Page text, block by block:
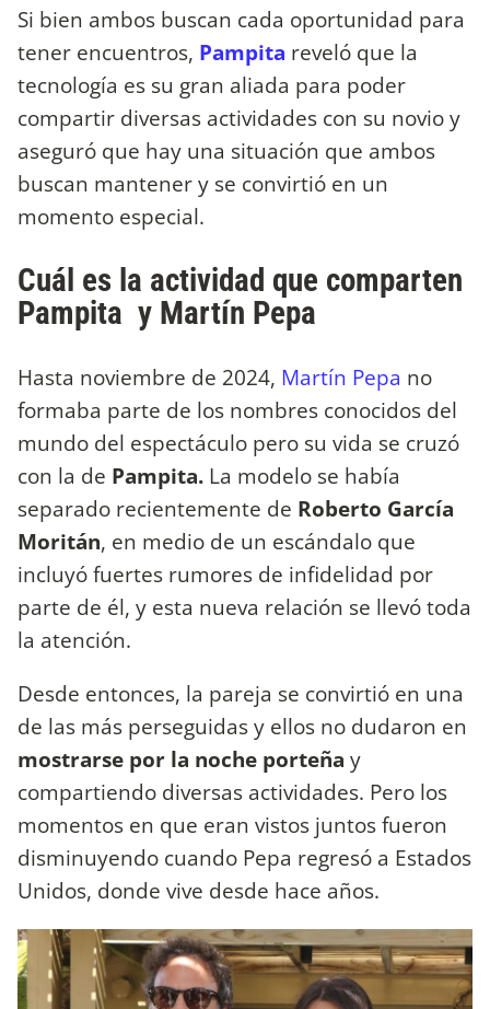
Si bien ambos buscan cada oportunidad para
tener encuentros, Pampita reveló que la
tecnología es su gran aliada para poder
compartir diversas actividades con su novio y
aseguró que hay una situación que ambos
buscan mantener y se convirtió en un
momento especial.
Cuál es la actividad que comparten
Pampita y Martín Pepa
Hasta noviembre de 2024, Martín Pepa no
formaba parte de los nombres conocidos del
mundo del espectáculo pero su vida se cruzó
con la de Pampita. La modelo se había
separado recientemente de Roberto García
Moritán, en medio de un escándalo que
incluyó fuertes rumores de infidelidad por
parte de él, y esta nueva relación se llevó toda
la atención.
Desde entonces, la pareja se convirtió en una
de las más perseguidas y ellos no dudaron en
mostrarse por la noche porteña y
compartiendo diversas actividades. Pero los
momentos en que eran vistos juntos fueron
disminuyendo cuando Pepa regresó a Estados
Unidos, donde vive desde hace años.